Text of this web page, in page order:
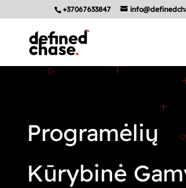
+37067633847
Programėlių
Kūrybinė